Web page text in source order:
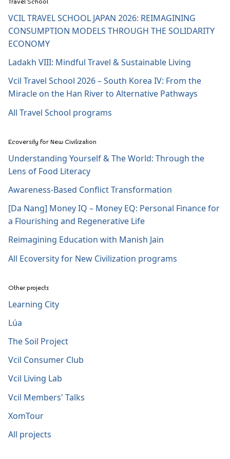
Travel School
VCIL TRAVEL SCHOOL JAPAN 2026: REIMAGINING
CONSUMPTION MODELS THROUGH THE SOLIDARITY
ECONOMY
Ladakh VIII: Mindful Travel & Sustainable Living
Vcil Travel School 2026 – South Korea IV: From the
Miracle on the Han River to Alternative Pathways
All Travel School programs
Ecoversity for New Civilization
Understanding Yourself & The World: Through the
Lens of Food Literacy
Awareness-Based Conflict Transformation
[Da Nang] Money IQ – Money EQ: Personal Finance for
a Flourishing and Regenerative Life
Reimagining Education with Manish Jain
All Ecoversity for New Civilization programs
Other projects
Learning City
Lúa
The Soil Project
Vcil Consumer Club
Vcil Living Lab
Vcil Members' Talks
XomTour
All projects